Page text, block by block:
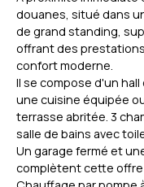
douanes, situé dans
de grand standing,
offrant des
confort moderne.
Il se compose d'un
une cuisine équipée
terrasse abritée. 3
salle de bains avec
Un garage fermé et
complètent cette offre